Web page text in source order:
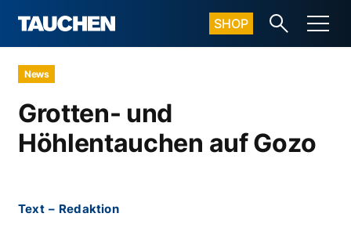
SHOP
News
Grotten- und
Höhlentauchen auf Gozo
Text – Redaktion